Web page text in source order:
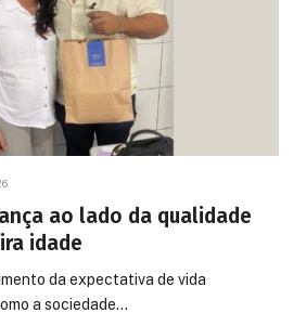
ao lado da qualidade
idade
da expectativa de vida
a sociedade…